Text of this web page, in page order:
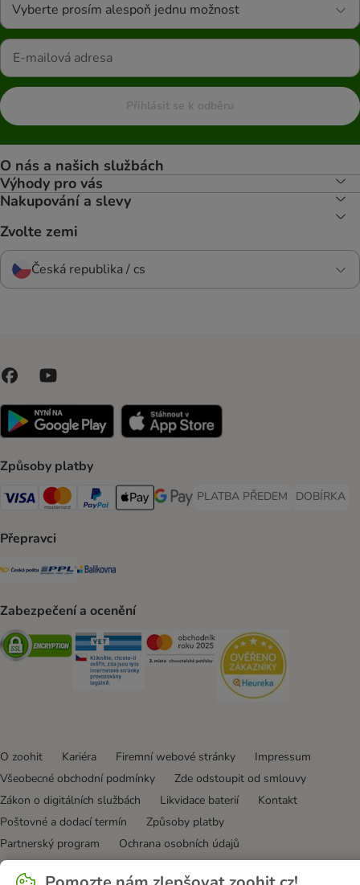
Vyberte prosím alespoň jednu možnost
Přihlásit se k odběru
O nás a našich službách
Výhody pro vás
Nakupování a slevy
Zvolte zemi
Česká republika / cs
Způsoby platby
Visa Payment Method
Mastercard Payment Method
PayPal Payment Method
Apple pay Payment Method
GooglePay Payment Method
PLATBA PŘEDEM
PLATBA PŘEDEM Payment
DOBÍRKA
DOBÍRKA
Přepravci
Česká pošta Shipping Method
PPL Shipping Method
Balíkovna Shipping Method
Zabezpečení a ocenění
Security Security Security
O zoohit Kariéra Firemní webové stránky
Impressum
Všeobecné obchodní podmínky
Zde odstoupit od smlouvy
Zákon o digitálních službách
Likvidace baterií
Kontakt
Poštovné a dodací termín
Způsoby platby
Partnerský program
Ochrana osobních údajů
Ochrana osobních údajů